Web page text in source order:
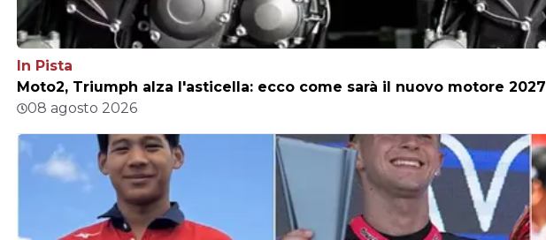
In Pista
Moto2, Triumph alza l'asticella: ecco come sarà il nuovo motore 2027
08 agosto 2026